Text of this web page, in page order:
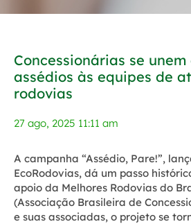
Concessionárias se
assédios às equipes de
rodovias
27 ago, 2025 11:11 am
A campanha “Assédio, Pare!”,
EcoRodovias, dá um passo
apoio da Melhores Rodovias do
(Associação Brasileira de
e suas associadas, o projeto se